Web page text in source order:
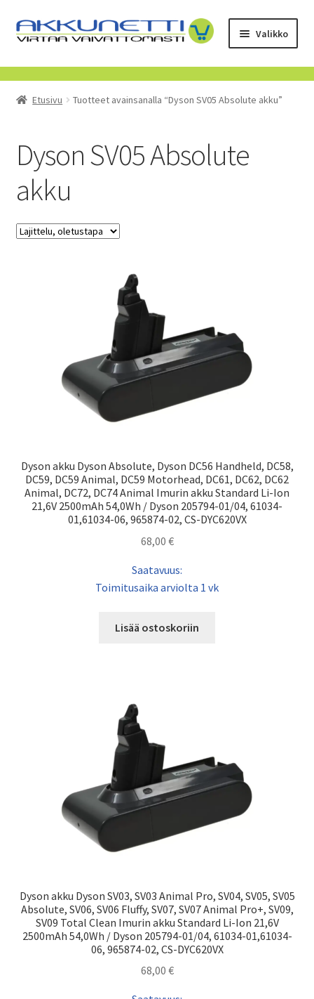
Siirry
navigointiin
Siirry
sisältöön
Valikko
Kauppa
Tietoa meistä
Toimitusehdot
Etusivu Tuotteet avainsanalla “Dyson SV05 Absolute akku”
Dyson SV05 Absolute
akku
Dyson akku Dyson Absolute, Dyson DC56 Handheld, DC58,
DC59, DC59 Animal, DC59 Motorhead, DC61, DC62, DC62
Animal, DC72, DC74 Animal Imurin akku Standard Li-Ion
21,6V 2500mAh 54,0Wh / Dyson 205794-01/04, 61034-
01,61034-06, 965874-02, CS-DYC620VX
68,00 €
Saatavuus:
Toimitusaika arviolta 1 vk
Lisää ostoskoriin
Dyson akku Dyson SV03, SV03 Animal Pro, SV04, SV05, SV05
Absolute, SV06, SV06 Fluffy, SV07, SV07 Animal Pro+, SV09,
SV09 Total Clean Imurin akku Standard Li-Ion 21,6V
2500mAh 54,0Wh / Dyson 205794-01/04, 61034-01,61034-
06, 965874-02, CS-DYC620VX
68,00 €